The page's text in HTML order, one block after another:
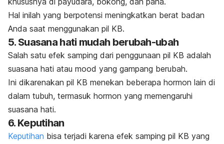
Hal inilah yang berpotensi meningkatkan berat badan
Anda saat menggunakan pil KB.
5. Suasana hati mudah berubah-ubah
Salah satu efek samping dari penggunaan pil KB adalah
suasana hati atau mood yang gampang berubah.
Ini dikarenakan pil KB menekan beberapa hormon lain di
dalam tubuh, termasuk hormon yang memengaruhi
suasana hati.
6. Keputihan
Keputihan bisa terjadi karena efek samping pil KB yang